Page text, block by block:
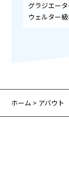
グラジエー
ウェルター
ホーム > アバウト